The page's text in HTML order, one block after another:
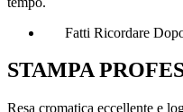
Fatti Ricordare
STAMPA
Resa cromatica eccellente e